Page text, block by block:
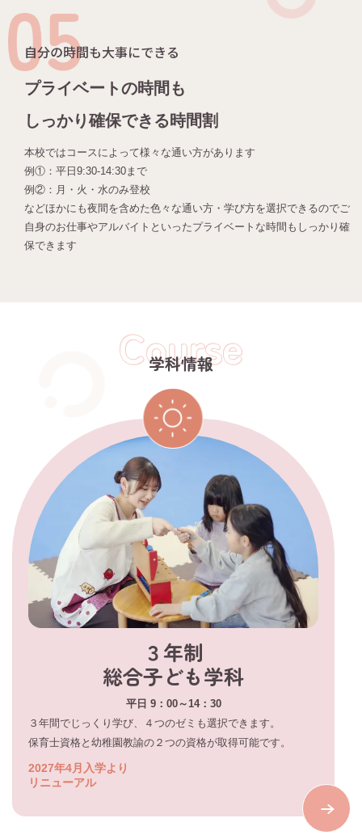
自分の時間も大事にできる
プライベートの時間も
しっかり確保できる時間割
本校ではコースによって様々な通い方があります
例①：平日9:30-14:30まで
例②：月・火・水のみ登校
などほかにも夜間を含めた色々な通い方・学び方を選択できるのでご
自身のお仕事やアルバイトといったプライベートな時間もしっかり確
保できます
Course
学科情報
３年制
総合子ども学科
平日 9：00～14：30
３年間でじっくり学び、４つのゼミも選択できます。
保育士資格と幼稚園教諭の２つの資格が取得可能です。
2027年4月入学より
リニューアル